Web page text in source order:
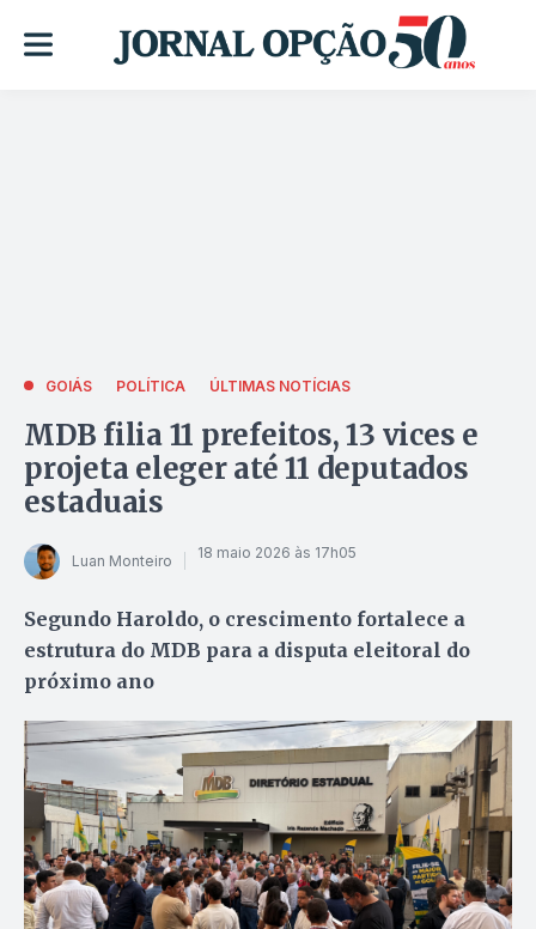
GOIÁS POLÍTICA ÚLTIMAS NOTÍCIAS
MDB filia 11 prefeitos, 13 vices e
projeta eleger até 11 deputados
estaduais
Luan Monteiro 18 maio 2026 às 17h05
Segundo Haroldo, o crescimento fortalece a
estrutura do MDB para a disputa eleitoral do
próximo ano